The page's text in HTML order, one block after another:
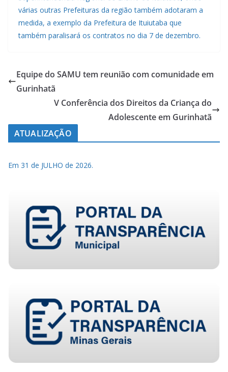
várias outras Prefeituras da região também adotaram a
medida, a exemplo da Prefeitura de Ituiutaba que
também paralisará os contratos no dia 7 de dezembro.
Equipe do SAMU tem reunião com comunidade em
Gurinhatã
V Conferência dos Direitos da Criança do
Adolescente em Gurinhatã
ATUALIZAÇÃO
Em 31 de JULHO de 2026.